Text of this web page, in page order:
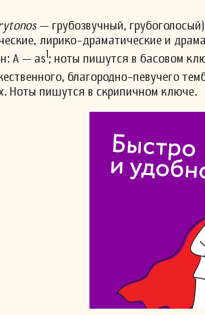
— грубозвучный,
лирико-драматические и
А — as1; ноты пишутся в басовом
благородно-певучего
Ноты пишутся в скрипичном ключе.